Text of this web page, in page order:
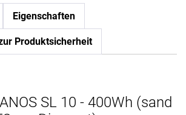
Eigenschaften
Produktsicherheit
SL 10 - 400Wh (sand